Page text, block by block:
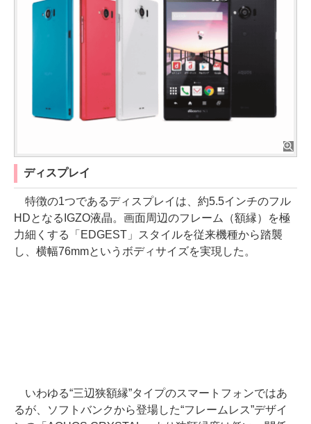
ディスプレイ
特徴の1つであるディスプレイは、約5.5インチのフル
HDとなるIGZO液晶。画面周辺のフレーム（額縁）を極
力細くする「EDGEST」スタイルを従来機種から踏襲
し、横幅76mmというボディサイズを実現した。
いわゆる“三辺狭額縁”タイプのスマートフォンではあ
るが、ソフトバンクから登場した“フレームレス”デザイ